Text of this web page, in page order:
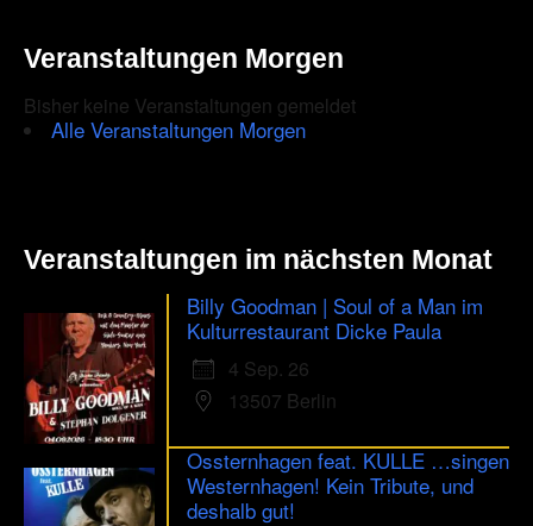
Veranstaltungen Morgen
Bisher keine Veranstaltungen gemeldet
Alle Veranstaltungen Morgen
Veranstaltungen im nächsten Monat
Billy Goodman | Soul of a Man im
Kulturrestaurant Dicke Paula
4 Sep. 26
13507 Berlin
Ossternhagen feat. KULLE …singen
Westernhagen! Kein Tribute, und
deshalb gut!